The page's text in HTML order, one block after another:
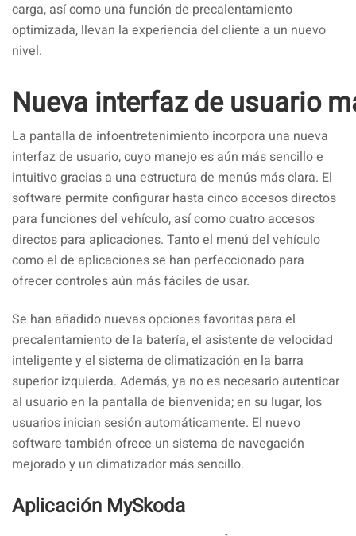
carga, así como una función de precalentamiento
optimizada, llevan la experiencia del cliente a un nuevo
nivel.
Nueva interfaz de usuario
La pantalla de infoentretenimiento incorpora una nueva
interfaz de usuario, cuyo manejo es aún más sencillo e
intuitivo gracias a una estructura de menús más clara. El
software permite configurar hasta cinco accesos directos
para funciones del vehículo, así como cuatro accesos
directos para aplicaciones. Tanto el menú del vehículo
como el de aplicaciones se han perfeccionado para
ofrecer controles aún más fáciles de usar.
Se han añadido nuevas opciones favoritas para el
precalentamiento de la batería, el asistente de velocidad
inteligente y el sistema de climatización en la barra
superior izquierda. Además, ya no es necesario autenticar
al usuario en la pantalla de bienvenida; en su lugar, los
usuarios inician sesión automáticamente. El nuevo
software también ofrece un sistema de navegación
mejorado y un climatizador más sencillo.
Aplicación MySkoda